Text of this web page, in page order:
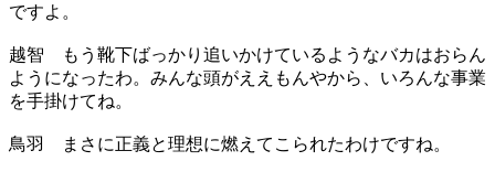
ですよ。
越智 もう靴下ばっかり追いかけているようなバカはおらん
ようになったわ。みんな頭がええもんやから、いろんな事業
を手掛けてね。
鳥羽 まさに正義と理想に燃えてこられたわけですね。